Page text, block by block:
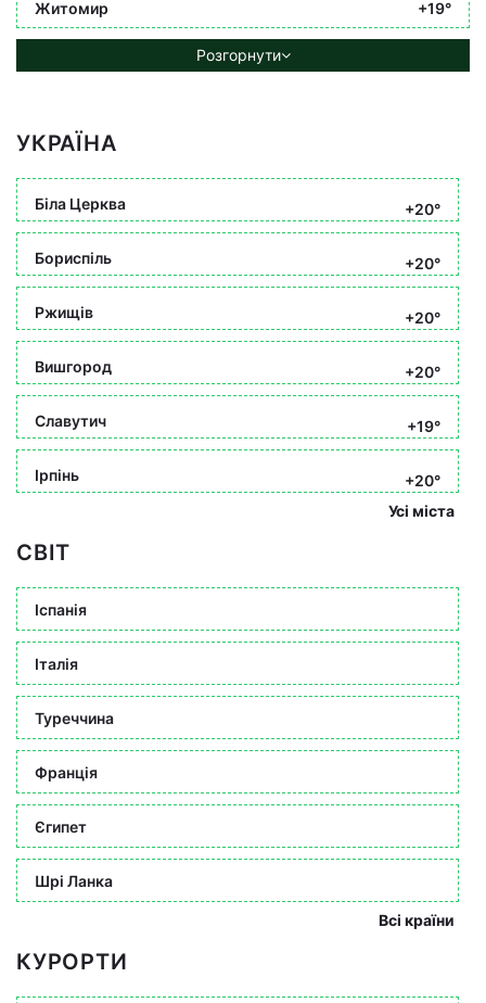
Житомир +19°
Розгорнути
УКРАЇНА
Біла Церква +20°
Бориспіль +20°
Ржищів +20°
Вишгород +20°
Славутич +19°
Ірпінь
+20°
Усі міста
СВІТ
Іспанія
Італія
Туреччина
Франція
Єгипет
Шрі Ланка
Всі країни
КУРОРТИ